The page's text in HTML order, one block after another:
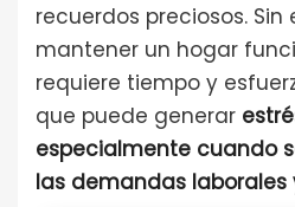
recuerdos preciosos. Sin
mantener un hogar
requiere tiempo y
que puede generar
especialmente cuando
las demandas laborales